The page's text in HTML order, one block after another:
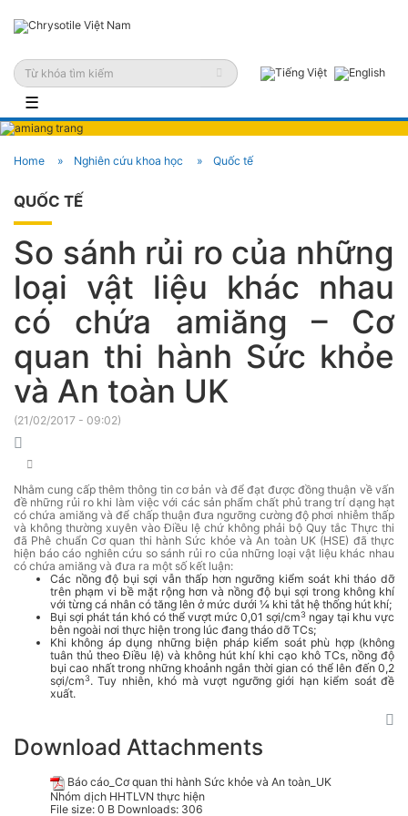
☰
Home Nghiên cứu khoa học Quốc tế
QUỐC TẾ
So sánh rủi ro của những
loại vật liệu khác nhau
có chứa amiăng – Cơ
quan thi hành Sức khỏe
và An toàn UK
(21/02/2017 - 09:02)
Nhằm cung cấp thêm thông tin cơ bản và để đạt được đồng thuận về vấn
đề những rủi ro khi làm việc với các sản phẩm chất phủ trang trí dạng hạt
có chứa amiăng và để chấp thuận đưa ngưỡng cường độ phơi nhiễm thấp
và không thường xuyên vào Điều lệ chứ không phải bộ Quy tắc Thực thi
đã Phê chuẩn Cơ quan thi hành Sức khỏe và An toàn UK (HSE) đã thực
hiện báo cáo nghiên cứu so sánh rủi ro của những loại vật liệu khác nhau
có chứa amiăng và đưa ra một số kết luận:
Các nồng độ bụi sợi vẫn thấp hơn ngưỡng kiểm soát khi tháo dỡ
trên phạm vi bề mặt rộng hơn và nồng độ bụi sợi trong không khí
với từng cá nhân có tăng lên ở mức dưới ¼ khi tắt hệ thống hút khí;
Bụi sợi phát tán khó có thể vượt mức 0,01 sợi/cm3 ngay tại khu vực
bên ngoài nơi thực hiện trong lúc đang tháo dỡ TCs;
Khi không áp dụng những biện pháp kiểm soát phù hợp (không
tuân thủ theo Điều lệ) và không hút khí khi cạo khô TCs, nồng độ
bụi cao nhất trong những khoảnh ngắn thời gian có thể lên đến 0,2
sợi/cm3. Tuy nhiên, khó mà vượt ngưỡng giới hạn kiểm soát đề
xuất.
Download Attachments
Báo cáo_Cơ quan thi hành Sức khỏe và An toàn_UK
Nhóm dịch HHTLVN thực hiện
File size: 0 B Downloads: 306